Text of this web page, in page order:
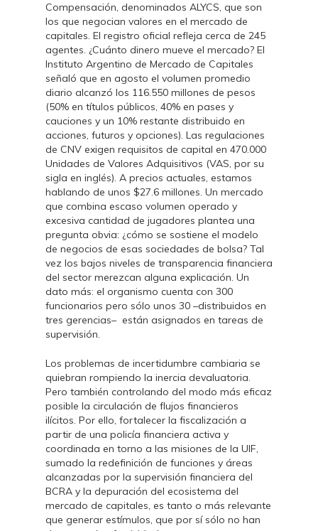
Compensación, denominados ALYCS, que son
los que negocian valores en el mercado de
capitales. El registro oficial refleja cerca de 245
agentes. ¿Cuánto dinero mueve el mercado? El
Instituto Argentino de Mercado de Capitales
señaló que en agosto el volumen promedio
diario alcanzó los 116.550 millones de pesos
(50% en títulos públicos, 40% en pases y
cauciones y un 10% restante distribuido en
acciones, futuros y opciones). Las regulaciones
de CNV exigen requisitos de capital en 470.000
Unidades de Valores Adquisitivos (VAS, por su
sigla en inglés). A precios actuales, estamos
hablando de unos $27.6 millones. Un mercado
que combina escaso volumen operado y
excesiva cantidad de jugadores plantea una
pregunta obvia: ¿cómo se sostiene el modelo
de negocios de esas sociedades de bolsa? Tal
vez los bajos niveles de transparencia financiera
del sector merezcan alguna explicación. Un
dato más: el organismo cuenta con 300
funcionarios pero sólo unos 30 –distribuidos en
tres gerencias– están asignados en tareas de
supervisión.
Los problemas de incertidumbre cambiaria se
quiebran rompiendo la inercia devaluatoria.
Pero también controlando del modo más eficaz
posible la circulación de flujos financieros
ilícitos. Por ello, fortalecer la fiscalización a
partir de una policía financiera activa y
coordinada en torno a las misiones de la UIF,
sumado la redefinición de funciones y áreas
alcanzadas por la supervisión financiera del
BCRA y la depuración del ecosistema del
mercado de capitales, es tanto o más relevante
que generar estímulos, que por sí sólo no han